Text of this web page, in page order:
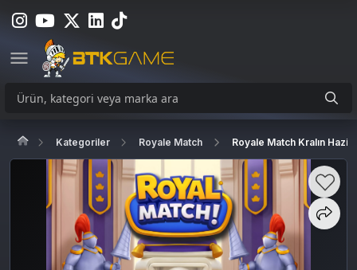
Kategoriler Royale Match Royale Match Kralın